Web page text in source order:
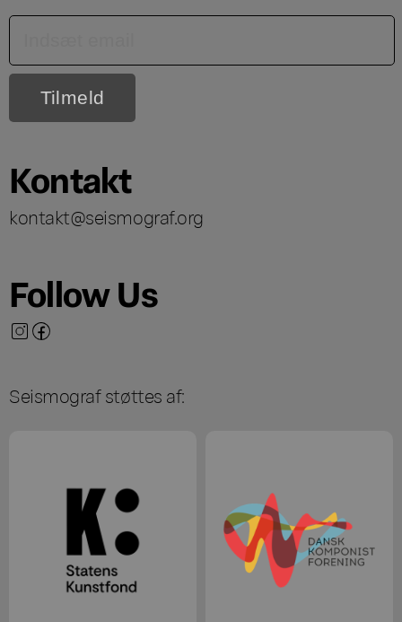
Kontakt
kontakt@seismograf.org
Follow Us
Seismograf støttes af: